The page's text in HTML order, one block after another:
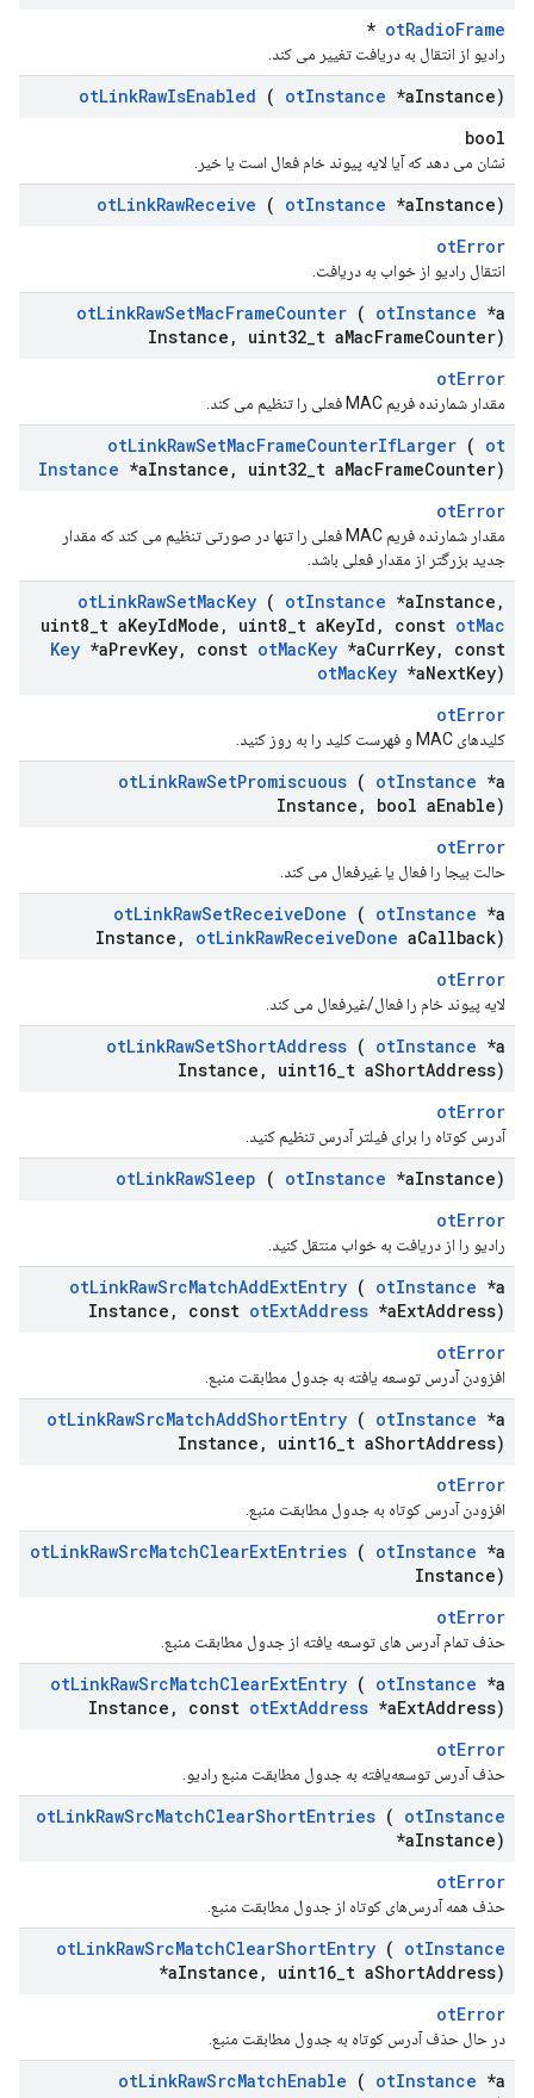
otRadioFrame
*
رادیو از انتقال به دریافت تغییر می کند.
otLinkRawIsEnabled ( otInstance *aInstance)
bool
نشان می دهد که آیا لایه پیوند خام فعال است یا خیر.
otLinkRawReceive ( otInstance *aInstance)
otError
انتقال رادیو از خواب به دریافت.
otLinkRawSetMacFrameCounter ( otInstance *a
Instance , uint32 t aMacFrameCounter)
otError
مقدار شمارنده فریم MAC فعلی را تنظیم می کند.
otLinkRawSetMacFrameCounterIfLarger ( ot
Instance *aInstance , uint32 t aMacFrameCounter)
otError
مقدار شمارنده فریم MAC فعلی را تنها در صورتی تنظیم می کند که مقدار
جدید بزرگتر از مقدار فعلی باشد.
otLinkRawSetMacKey ( otInstance *aInstance ,
uint8 t aKeyIdMode , uint8 t aKeyId , const otMac
Key *aPrevKey, const otMacKey *aCurrKey,
const
otMacKey *aNextKey)
otError
کلیدهای MAC و فهرست کلید را به روز کنید.
otLinkRawSetPromiscuous ( otInstance *a
Instance , bool aEnable)
otError
حالت بیجا را فعال یا غیرفعال می کند.
otLinkRawSetReceiveDone ( otInstance *a
Instance , otLinkRawReceiveDone aCallback)
otError
لایه پیوند خام را فعال/غیرفعال می کند.
otLinkRawSetShortAddress ( otInstance *a
Instance , uint16 t aShortAddress)
otError
آدرس کوتاه را برای فیلتر آدرس تنظیم کنید.
otLinkRawSleep ( otInstance *aInstance)
otError
رادیو را از دریافت به خواب منتقل کنید.
otLinkRawSrcMatchAddExtEntry ( otInstance *a
Instance , const otExtAddress *aExtAddress)
otError
افزودن آدرس توسعه یافته به جدول مطابقت منبع.
otLinkRawSrcMatchAddShortEntry ( otInstance *a
Instance , uint16 t aShortAddress)
otError
افزودن آدرس کوتاه به جدول مطابقت منبع.
otLinkRawSrcMatchClearExtEntries ( otInstance *a
Instance)
otError
حذف تمام آدرس های توسعه یافته از جدول مطابقت منبع.
otLinkRawSrcMatchClearExtEntry ( otInstance *a
Instance , const otExtAddress *aExtAddress)
otError
حذف آدرس توسعه‌یافته به جدول مطابقت منبع رادیو.
otLinkRawSrcMatchClearShortEntries ( otInstance
*aInstance)
otError
حذف همه آدرس‌های کوتاه از جدول مطابقت منبع.
otLinkRawSrcMatchClearShortEntry ( otInstance
*aInstance , uint16 t aShortAddress)
otError
در حال حذف آدرس کوتاه به جدول مطابقت منبع.
otLinkRawSrcMatchEnable ( otInstance *a